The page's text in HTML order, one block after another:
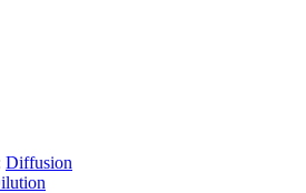
Telegram
Diffusion